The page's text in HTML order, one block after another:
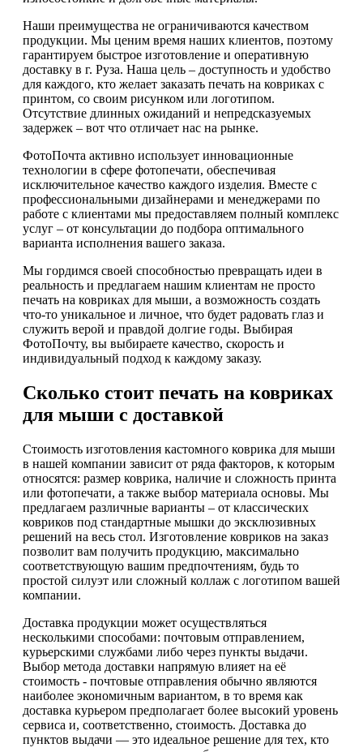
Наши преимущества не ограничиваются качеством
продукции. Мы ценим время наших клиентов, поэтому
гарантируем быстрое изготовление и оперативную
доставку в г. Руза. Наша цель – доступность и удобство
для каждого, кто желает заказать печать на ковриках с
принтом, со своим рисунком или логотипом.
Отсутствие длинных ожиданий и непредсказуемых
задержек – вот что отличает нас на рынке.
ФотоПочта активно использует инновационные
технологии в сфере фотопечати, обеспечивая
исключительное качество каждого изделия. Вместе с
профессиональными дизайнерами и менеджерами по
работе с клиентами мы предоставляем полный комплекс
услуг – от консультации до подбора оптимального
варианта исполнения вашего заказа.
Мы гордимся своей способностью превращать идеи в
реальность и предлагаем нашим клиентам не просто
печать на ковриках для мыши, а возможность создать
что-то уникальное и личное, что будет радовать глаз и
служить верой и правдой долгие годы. Выбирая
ФотоПочту, вы выбираете качество, скорость и
индивидуальный подход к каждому заказу.
Сколько стоит печать на ковриках
для мыши с доставкой
Стоимость изготовления кастомного коврика для мыши
в нашей компании зависит от ряда факторов, к которым
относятся: размер коврика, наличие и сложность принта
или фотопечати, а также выбор материала основы. Мы
предлагаем различные варианты – от классических
ковриков под стандартные мышки до эксклюзивных
решений на весь стол. Изготовление ковриков на заказ
позволит вам получить продукцию, максимально
соответствующую вашим предпочтениям, будь то
простой силуэт или сложный коллаж с логотипом вашей
компании.
Доставка продукции может осуществляться
несколькими способами: почтовым отправлением,
курьерскими службами либо через пункты выдачи.
Выбор метода доставки напрямую влияет на её
стоимость - почтовые отправления обычно являются
наиболее экономичным вариантом, в то время как
доставка курьером предполагает более высокий уровень
сервиса и, соответственно, стоимость. Доставка до
пунктов выдачи — это идеальное решение для тех, кто